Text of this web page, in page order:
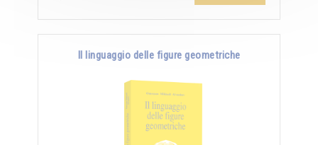
Il linguaggio delle figure geometriche